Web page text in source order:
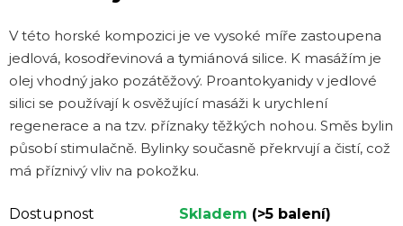
z 5
hvězdiček.
V této horské kompozici je ve vysoké míře zastoupena
jedlová, kosodřevinová a tymiánová silice. K masážím je
olej vhodný jako pozátěžový. Proantokyanidy v jedlové
silici se používají k osvěžující masáži k urychlení
regenerace a na tzv. příznaky těžkých nohou. Směs bylin
působí stimulačně. Bylinky současně překrvují a čistí, což
má příznivý vliv na pokožku.
Dostupnost Skladem (>5 balení)